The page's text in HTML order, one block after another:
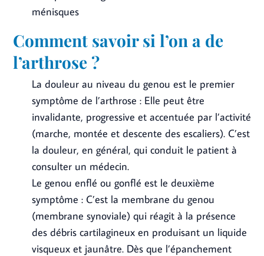
ménisques
Comment savoir si l’on a de
l’arthrose ?
La douleur au niveau du genou est le premier
symptôme de l’arthrose : Elle peut être
invalidante, progressive et accentuée par l’activité
(marche, montée et descente des escaliers). C’est
la douleur, en général, qui conduit le patient à
consulter un médecin.
Le genou enflé ou gonflé est le deuxième
symptôme : C’est la membrane du genou
(membrane synoviale) qui réagit à la présence
des débris cartilagineux en produisant un liquide
visqueux et jaunâtre. Dès que l’épanchement